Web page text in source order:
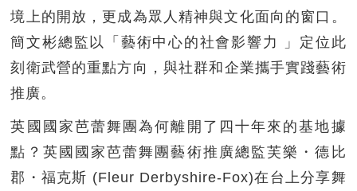
境上的開放，更成為眾人精神與文化面向的窗口​​。
簡文彬總監以「藝術中心的社會影響力 」定位此
刻衛武營的重點方向，與社群和企業攜手實踐藝術
推廣。
英國國家芭蕾舞團為何離開了四十年來的基地據
點？英國國家芭蕾舞團藝術推廣總監芙樂・德比
郡・福克斯 (Fleur Derbyshire-Fox)在台上分享舞